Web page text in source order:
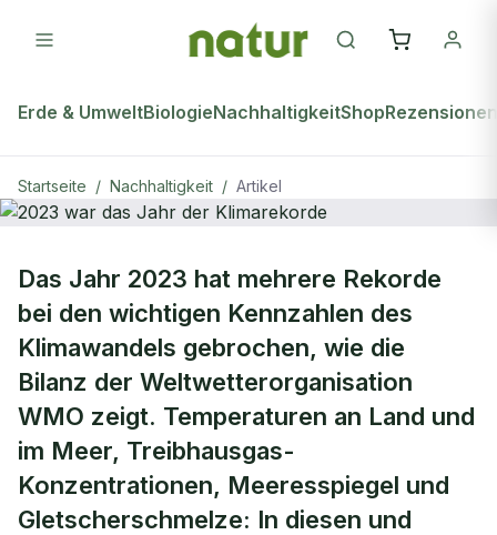
Erde & UmweltBiologieNachhaltigkeitShopRezensionen
Startseite / Nachhaltigkeit / Artikel
2023 war das Jahr der Klimarekorde
Das Jahr 2023 hat mehrere Rekorde
bei den wichtigen Kennzahlen des
Klimawandels gebrochen, wie die
Bilanz der Weltwetterorganisation
WMO zeigt. Temperaturen an Land und
im Meer, Treibhausgas-
Konzentrationen, Meeresspiegel und
Gletscherschmelze: In diesen und